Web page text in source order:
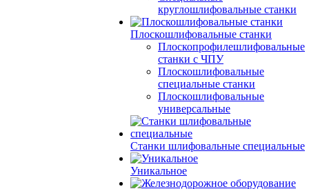
круглошлифовальные станки
Плоскошлифовальные станки
Плоскопрофилешлифовальные
станки с ЧПУ
Плоскошлифовальные
специальные станки
Плоскошлифовальные
универсальные
Станки шлифовальные специальные
Уникальное